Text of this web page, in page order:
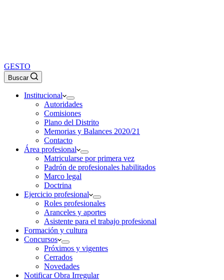
GESTO
Buscar
Institucional
Autoridades
Comisiones
Plano del Distrito
Memorias y Balances 2020/21
Contacto
Área profesional
Matricularse por primera vez
Padrón de profesionales habilitados
Marco legal
Doctrina
Ejercicio profesional
Roles profesionales
Aranceles y aportes
Asistente para el trabajo profesional
Formación y cultura
Concursos
Próximos y vigentes
Cerrados
Novedades
Notificar Obra Irregular